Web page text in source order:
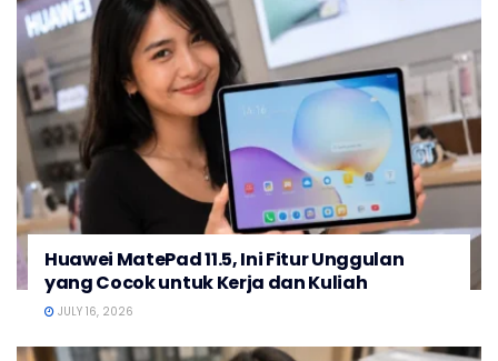
Huawei MatePad 11.5, Ini Fitur Unggulan
yang Cocok untuk Kerja dan Kuliah
JULY 16, 2026